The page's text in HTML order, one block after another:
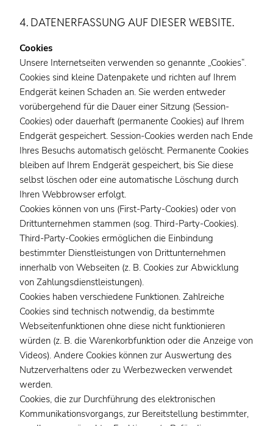
4. DATENERFASSUNG AUF DIESER WEBSITE.
Cookies
Unsere Internetseiten verwenden so genannte „Cookies“.
Cookies sind kleine Datenpakete und richten auf Ihrem
Endgerät keinen Schaden an. Sie werden entweder
vorübergehend für die Dauer einer Sitzung (Session-
Cookies) oder dauerhaft (permanente Cookies) auf Ihrem
Endgerät gespeichert. Session-Cookies werden nach Ende
Ihres Besuchs automatisch gelöscht. Permanente Cookies
bleiben auf Ihrem Endgerät gespeichert, bis Sie diese
selbst löschen oder eine automatische Löschung durch
Ihren Webbrowser erfolgt.
Cookies können von uns (First-Party-Cookies) oder von
Drittunternehmen stammen (sog. Third-Party-Cookies).
Third-Party-Cookies ermöglichen die Einbindung
bestimmter Dienstleistungen von Drittunternehmen
innerhalb von Webseiten (z. B. Cookies zur Abwicklung
von Zahlungsdienstleistungen).
Cookies haben verschiedene Funktionen. Zahlreiche
Cookies sind technisch notwendig, da bestimmte
Webseitenfunktionen ohne diese nicht funktionieren
würden (z. B. die Warenkorbfunktion oder die Anzeige von
Videos). Andere Cookies können zur Auswertung des
Nutzerverhaltens oder zu Werbezwecken verwendet
werden.
Cookies, die zur Durchführung des elektronischen
Kommunikationsvorgangs, zur Bereitstellung bestimmter,